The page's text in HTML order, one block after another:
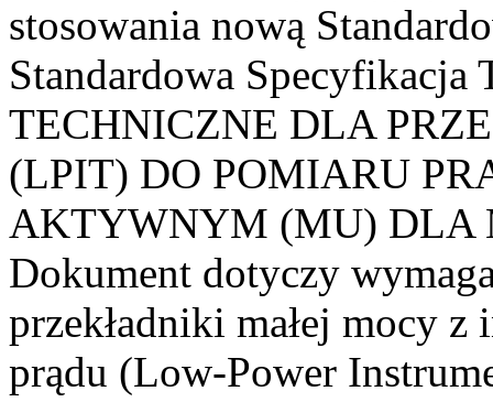
stosowania nową
Standardowa
TECHNICZNE DLA
(LPIT) DO POMIARU
AKTYWNYM (MU) DLA
Dokument dotyczy
przekładniki małej mocy
prądu (Low-Power